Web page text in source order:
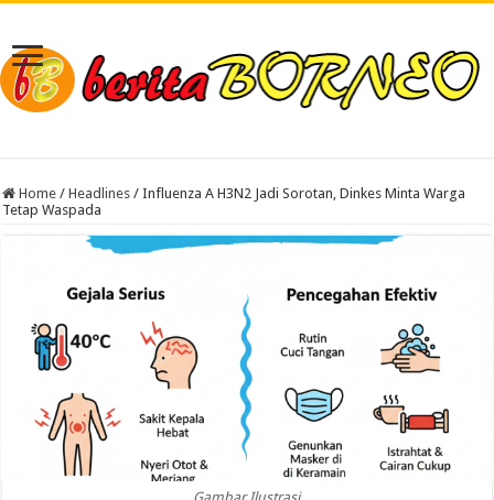
Home / Headlines / Influenza A H3N2 Jadi Sorotan, Dinkes Minta Warga
Tetap Waspada